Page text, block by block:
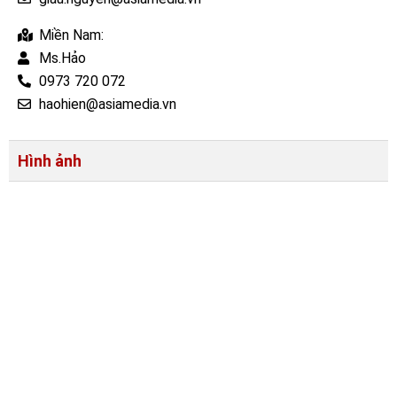
Miền Nam:
Ms.Hảo
0973 720 072
haohien@asiamedia.vn
Hình ảnh